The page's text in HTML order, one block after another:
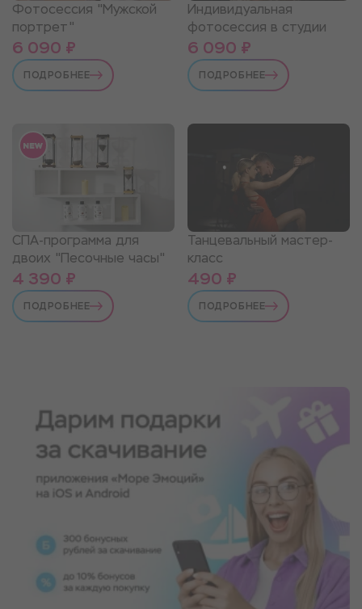
Фотосессия "Мужской
портрет"
6 090 ₽
ПОДРОБНЕЕ
Индивидуальная
фотосессия в студии
6 090 ₽
ПОДРОБНЕЕ
СПА-программа для
двоих "Песочные часы"
4 390 ₽
ПОДРОБНЕЕ
Танцевальный мастер-
класс
490 ₽
ПОДРОБНЕЕ